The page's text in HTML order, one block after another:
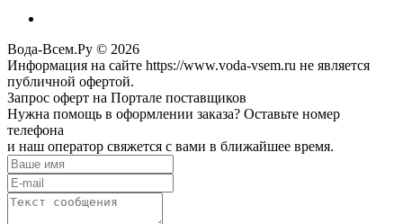
Вода-Всем.Ру © 2026
Информация на сайте https://www.voda-vsem.ru не является
публичной офертой.
Запрос оферт на Портале поставщиков
Нужна помощь в оформлении заказа? Оставьте номер
телефона
и наш оператор свяжется с вами в ближайшее время.